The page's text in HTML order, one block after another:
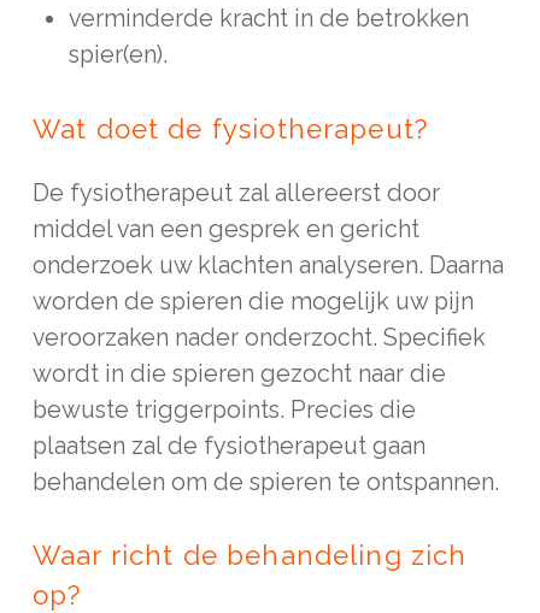
verminderde kracht in de betrokken
spier(en).
Wat doet de fysiotherapeut?
De fysiotherapeut zal allereerst door
middel van een gesprek en gericht
onderzoek uw klachten analyseren. Daarna
worden de spieren die mogelijk uw pijn
veroorzaken nader onderzocht. Specifiek
wordt in die spieren gezocht naar die
bewuste triggerpoints. Precies die
plaatsen zal de fysiotherapeut gaan
behandelen om de spieren te ontspannen.
Waar richt de behandeling zich
op?